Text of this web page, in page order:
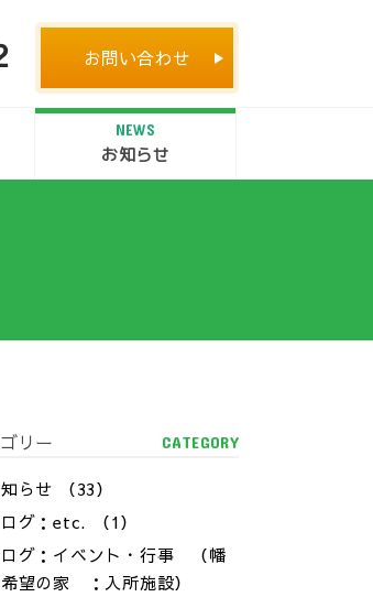
お問い合わせ
NEWS
お知らせ
リー CATEGORY
らせ
（33）
グ：etc.
（1）
グ：イベント・行事 （幡
望の家 ：入所施設）